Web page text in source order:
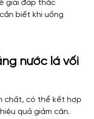
nước lá vối
chất, có thể kết hợp
quả giảm cân.